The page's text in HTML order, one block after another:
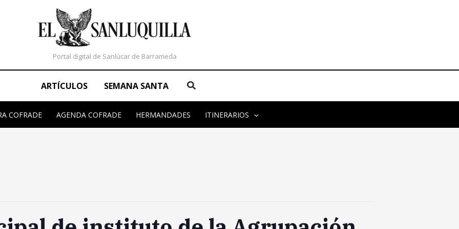
Portal digital de Sanlúcar de Barrameda
ARTÍCULOS SEMANA SANTA Buscar
COFRADE AGENDA COFRADE HERMANDADES ITINERARIOS